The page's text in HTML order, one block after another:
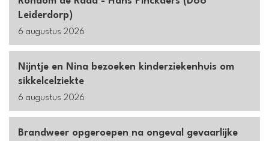
Leiderdorp)
6 augustus 2026
Nijntje en Nina bezoeken kinderziekenhuis om
sikkelcelziekte
6 augustus 2026
Brandweer opgeroepen na ongeval gevaarlijke